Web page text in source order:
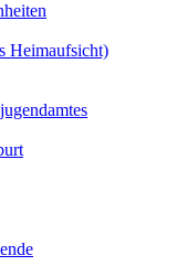
Heimaufsicht)